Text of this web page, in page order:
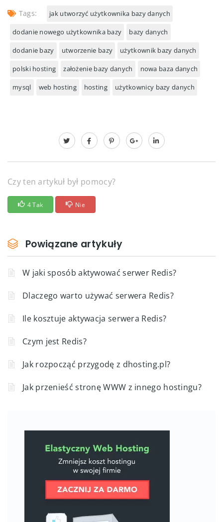
Tags: jak utworzyć użytkownika bazy danych
dodanie nowego użytkownika bazy bazy danych
dodanie bazy utworzenie bazy użytkownik bazy danych
polski hosting założenie bazy danych nowa baza danych
mysql web hosting hosting użytkownicy bazy danych
Czy ten artykuł był pomocy?
4 Tak Nie
Powiązane artykuły
W jaki sposób aktywować serwer Redis?
Dlaczego warto używać serwera Redis?
Ile kosztuje aktywacja serwera Redis?
Czym jest Redis?
Jak rozpocząć przygodę z dhosting.pl?
Jak przenieść stronę WWW z innego hostingu?